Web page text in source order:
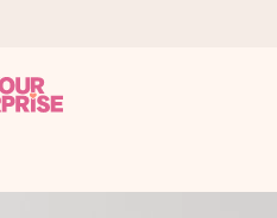
op precies het juiste moment,